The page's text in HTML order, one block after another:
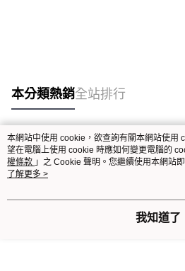
本分類熱銷全站排行
熱門標籤
本網站中使用 cookie，欲查詢有關本網站使用
望在電腦上使用 cookie 時應如何變更電腦的
權條款 」之 Cookie 聲明。您繼續使用本網站
用條款之 Cookie 聲明使用 cookie。
了解更多 >
我知道了